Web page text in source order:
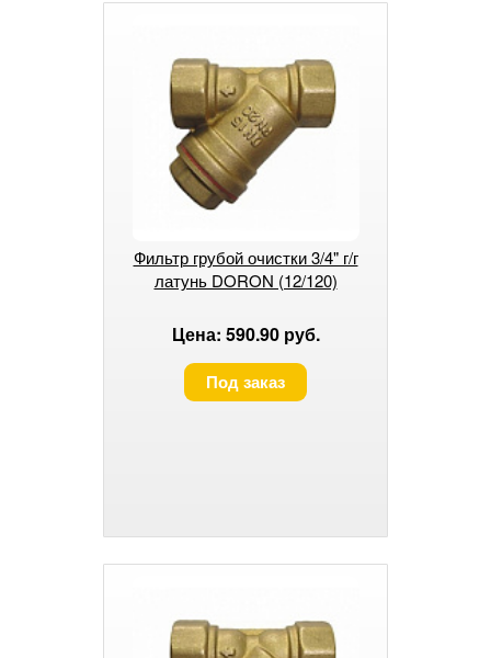
Фильтр грубой очистки 3/4" г/г
латунь DORON (12/120)
Цена: 590.90 руб.
Под заказ